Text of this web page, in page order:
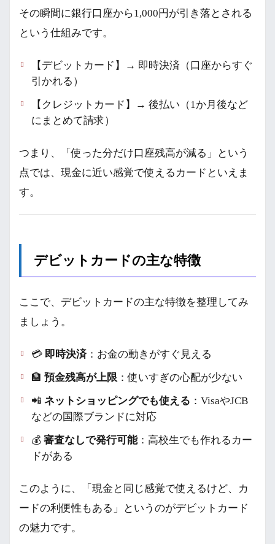
その瞬間に銀行口座から1,000円が引き落とされる
という仕組みです。
【デビットカード】→ 即時決済（口座からすぐ
引かれる）
【クレジットカード】→ 後払い（1か月後など
にまとめて請求）
つまり、「使った分だけ口座残高が減る」という
点では、現金に近い感覚で使えるカードといえま
す。
デビットカードの主な特徴
ここで、デビットカードの主な特徴を整理してみ
ましょう。
💳 即時決済 ：お金の動きがすぐ見える
🏦預金残高が上限 ：使いすぎの心配が少ない
📲 ネットショッピングでも使える ：VisaやJCB
などの国際ブランドに対応
💰審査なしで発行可能：高校生でも作れるカー
ドがある
このように、「現金と同じ感覚で使えるけど、カ
ードの利便性もある」というのがデビットカード
の魅力です。